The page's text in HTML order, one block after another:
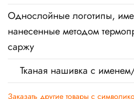
Однослойные логотипы,
нанесенные методом
саржу
Тканая нашивка с
Заказать другие товары с